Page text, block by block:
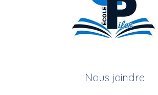
Nous joindre